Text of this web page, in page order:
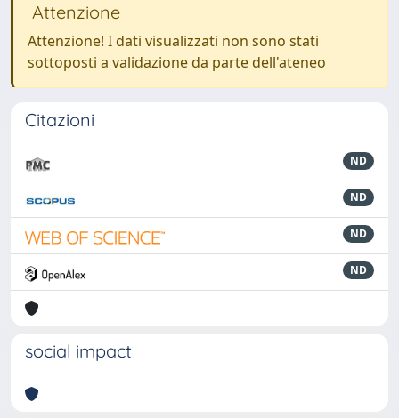
Attenzione
Attenzione! I dati visualizzati non sono stati
sottoposti a validazione da parte dell'ateneo
Citazioni
ND
ND
ND
ND
social impact